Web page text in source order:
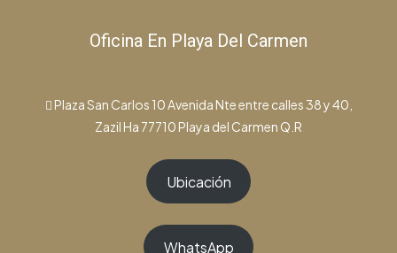
Oficina En Playa Del Carmen
Plaza San Carlos 10 Avenida Nte entre calles 38 y 40,
Zazil Ha 77710 Playa del Carmen Q.R
Ubicación
WhatsApp